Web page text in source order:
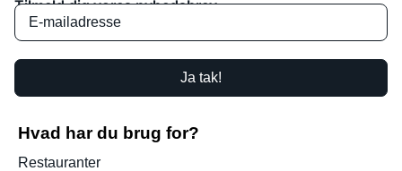
Tilmeld dig vores nyhedsbrev
Ja tak!
Hvad har du brug for?
Restauranter